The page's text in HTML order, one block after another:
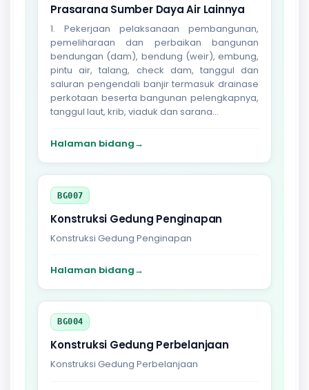
Prasarana Sumber Daya Air Lainnya
1. Pekerjaan pelaksanaan pembangunan,
pemeliharaan dan perbaikan bangunan
bendungan (dam), bendung (weir), embung,
pintu air, talang, check dam, tanggul dan
saluran pengendali banjir termasuk drainase
perkotaan beserta bangunan pelengkapnya,
tanggul laut, krib, viaduk dan sarana...
Halaman bidang→
BG007
Konstruksi Gedung Penginapan
Konstruksi Gedung Penginapan
Halaman bidang→
BG004
Konstruksi Gedung Perbelanjaan
Konstruksi Gedung Perbelanjaan